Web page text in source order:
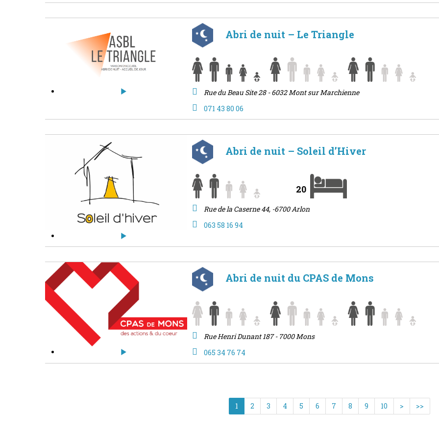
Abri de nuit – Le Triangle
Rue du Beau Site 28 - 6032 Mont sur Marchienne
071 43 80 06
Abri de nuit – Soleil d’Hiver
20
Rue de la Caserne 44, -6700 Arlon
063 58 16 94
Abri de nuit du CPAS de Mons
Rue Henri Dunant 187 - 7000 Mons
065 34 76 74
1 2 3 4 5 6 7 8 9 10 > >>